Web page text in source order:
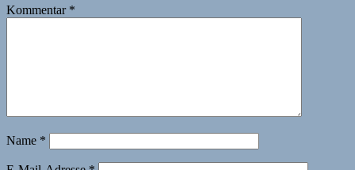
Kommentar *
Name *